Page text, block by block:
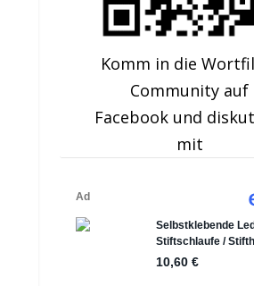
Komm in die
Community auf
Facebook und
mit